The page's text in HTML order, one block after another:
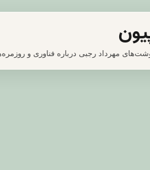
مهرداد رجبی درباره فناوری و